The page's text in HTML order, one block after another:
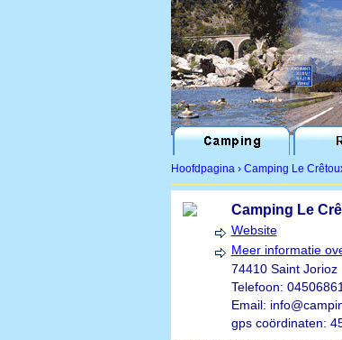
Hoofdpagina› Camping Le
Camping Le
Website
Meer informatie
74410 Saint Jorioz
Telefoon:
Email:
gps coördinaten: